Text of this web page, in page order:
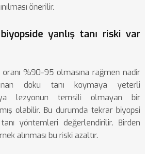
önerilir.
yanlış tanı riski var
oranı %90-95 olmasına rağmen nadir
doku tanı koymaya yeterli
lezyonun temsili olmayan bir
olabilir. Bu durumda tekrar biyopsi
yöntemleri değerlendirilir. Birden
alınması bu riski azaltır.